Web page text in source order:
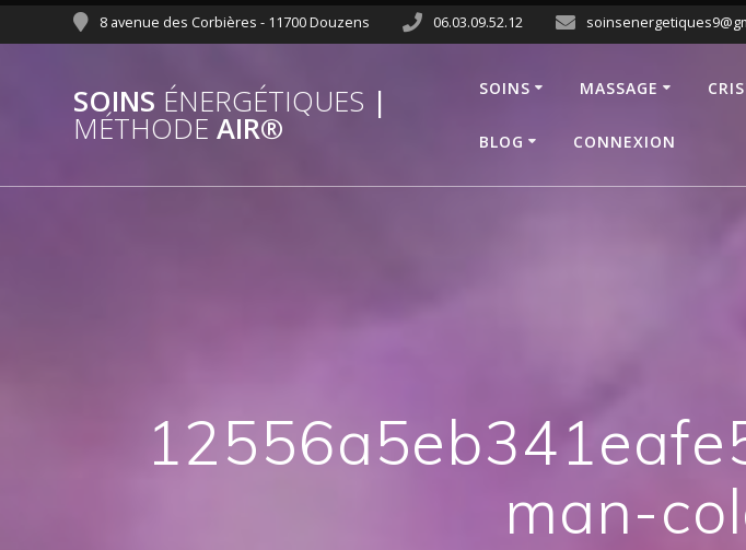
8 avenue des Corbières - 11700 Douzens 06.03.09.52.12
SOINS ÉNERGÉTIQUES |
MÉTHODE AIR®
SOINS MASSAGE
BLOG CONNEXION
man-